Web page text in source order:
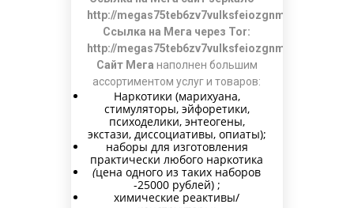
http://
Ссылка на Мега через Tor:
http://
Сайт Мега наполнен большим
ассортиментом услуг и товаров:
Наркотики (марихуана,
стимуляторы, эйфоретики,
психоделики, энтеогены,
экстази, диссоциативы, опиаты);
наборы для изготовления
практически любого наркотика
(цена одного из таких наборов
-25000 рублей) ;
химические реактивы/